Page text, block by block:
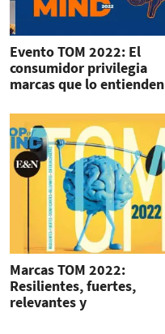
Evento TOM 2022: El
consumidor privilegia
marcas que lo entienden
Marcas TOM 2022:
Resilientes, fuertes,
relevantes y